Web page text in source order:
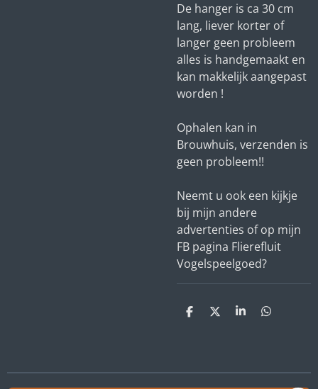
De hanger is ca 30 cm
lang, liever korter of
langer geen probleem
alles is handgemaakt en
kan makkelijk aangepast
worden !
Ophalen kan in
Brouwhuis, verzenden is
geen probleem!!
Neemt u ook een kijkje
bij mijn andere
advertenties of op mijn
FB pagina Flierefluit
Vogelspeelgoed?
D
D
S
D